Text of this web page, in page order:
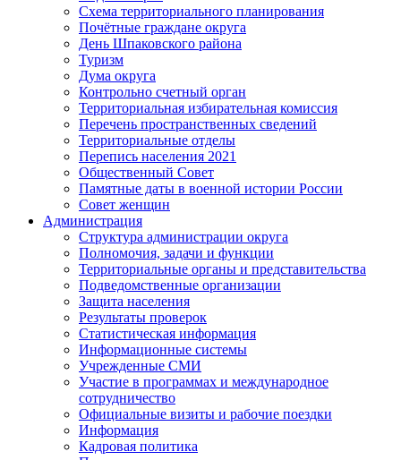
Схема территориального планирования
Почётные граждане округа
День Шпаковского района
Туризм
Дума округа
Контрольно счетный орган
Территориальная избирательная комиссия
Перечень пространственных сведений
Территориальные отделы
Перепись населения 2021
Общественный Совет
Памятные даты в военной истории России
Совет женщин
Администрация
Структура администрации округа
Полномочия, задачи и функции
Территориальные органы и представительства
Подведомственные организации
Защита населения
Результаты проверок
Статистическая информация
Информационные системы
Учрежденные СМИ
Участие в программах и международное
сотрудничество
Официальные визиты и рабочие поездки
Информация
Кадровая политика